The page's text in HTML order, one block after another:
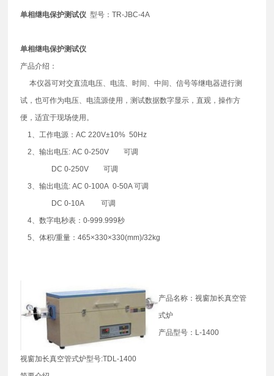
单相继电保护测试仪 型号：TR-JBC-4A
单相继电保护测试仪
产品介绍：
本仪器可对交直流电压、电流、时间、中间、信号等继电器进行测
试，也可作为电压、电流源使用，测试数据数字显示，直观，操作方
便，适宜于现场使用。
1、工作电源：AC 220V±10% 50Hz
2、输出电压: AC 0-250V 可调
DC 0-250V 可调
3、输出电流: AC 0-100A 0-50A 可调
DC 0-10A 可调
4、数字电秒表：0-999.999秒
5、体积/重量：465×330×330(mm)/32kg
产品名称：视窗加长真空管
式炉
产品型号：L-1400
视窗加长真空管式炉型号:TDL-1400